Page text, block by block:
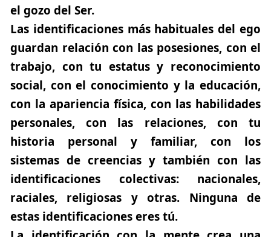
el gozo del Ser.
Las identificaciones más habituales del ego
guardan relación con las posesiones, con el
trabajo, con tu estatus y reconocimiento
social, con el conocimiento y la educación,
con la apariencia física, con las habilidades
personales, con las relaciones, con tu
historia personal y familiar, con los
sistemas de creencias y también con las
identificaciones colectivas: nacionales,
raciales, religiosas y otras. Ninguna de
estas identificaciones eres tú.